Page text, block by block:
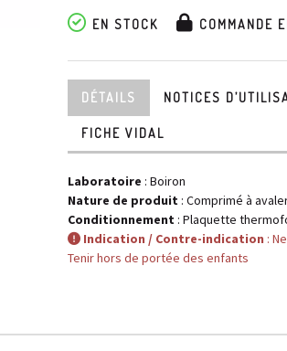
EN STOCK COMMANDE
DÉTAILS NOTICES
FICHE VIDAL
Laboratoire : Boiron
Nature de produit : Comprimé à
Conditionnement : Plaquette
Indication / Contre-indication :
Tenir hors de portée des enfants